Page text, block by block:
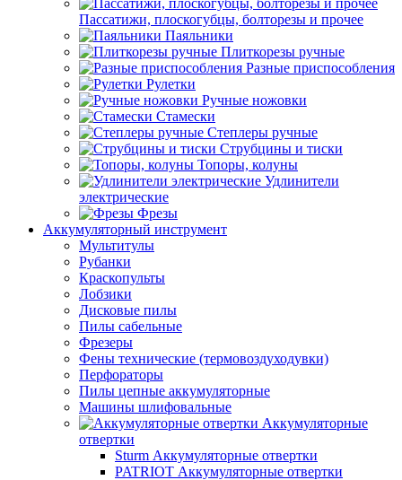
Пассатижи, плоскогубцы, болторезы и прочее
Паяльники
Плиткорезы ручные
Разные приспособления
Рулетки
Ручные ножовки
Стамески
Степлеры ручные
Струбцины и тиски
Топоры, колуны
Удлинители
электрические
Фрезы
Аккумуляторный инструмент
Мультитулы
Рубанки
Краскопульты
Лобзики
Дисковые пилы
Пилы сабельные
Фрезеры
Фены технические (термовоздуходувки)
Перфораторы
Пилы цепные аккумуляторные
Машины шлифовальные
Аккумуляторные
отвертки
Sturm Аккумуляторные отвертки
PATRIOT Аккумуляторные отвертки